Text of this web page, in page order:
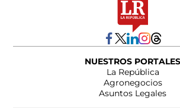
NUESTROS PORTALES
La República
Agronegocios
Asuntos Legales